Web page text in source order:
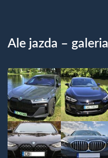
Ale jazda – galeria